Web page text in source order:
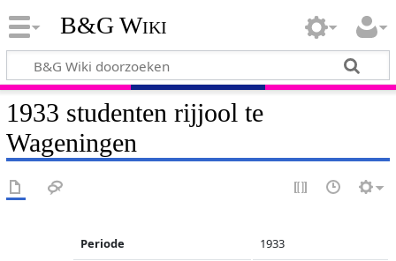
B&G Wiki
1933 studenten rijjool te
Wageningen
Periode 1933